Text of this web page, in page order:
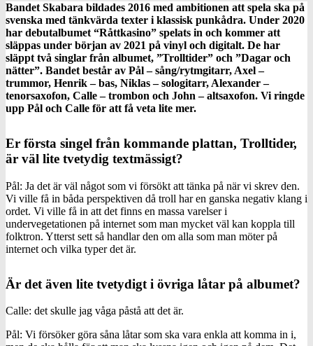
Bandet Skabara bildades 2016 med ambitionen att spela ska på
svenska med tänkvärda texter i klassisk punkådra. Under 2020
har debutalbumet “Råttkasino” spelats in och kommer att
släppas under början av 2021 på vinyl och digitalt. De har
släppt två singlar från albumet, ”Trolltider” och ”Dagar och
nätter”. Bandet består av Pål – sång/rytmgitarr, Axel –
trummor, Henrik – bas, Niklas – sologitarr, Alexander –
tenorsaxofon, Calle – trombon och John – altsaxofon. Vi ringde
upp Pål och Calle för att få veta lite mer.
Er första singel från kommande plattan, Trolltider,
är väl lite tvetydig textmässigt?
Pål: Ja det är väl något som vi försökt att tänka på när vi skrev den.
Vi ville få in båda perspektiven då troll har en ganska negativ klang i
ordet. Vi ville få in att det finns en massa varelser i
undervegetationen på internet som man mycket väl kan koppla till
folktron. Ytterst sett så handlar den om alla som man möter på
internet och vilka typer det är.
Är det även lite tvetydigt i övriga låtar på albumet?
Calle: det skulle jag våga påstå att det är.
Pål: Vi försöker göra såna låtar som ska vara enkla att komma in i,